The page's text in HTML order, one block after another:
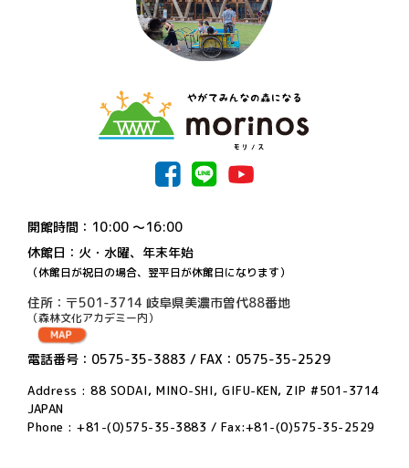
開館時間：10:00 〜16:00
休館日：火・水曜、年末年始
（休館日が祝日の場合、翌平日が休館日になります）
住所：〒501-3714 岐阜県美濃市曽代88番地
（森林文化アカデミー内）
電話番号：0575-35-3883 / FAX：0575-35-2529
Address : 88 SODAI, MINO-SHI, GIFU-KEN, ZIP #501-3714
JAPAN
Phone : +81-(0)575-35-3883 / Fax:+81-(0)575-35-2529